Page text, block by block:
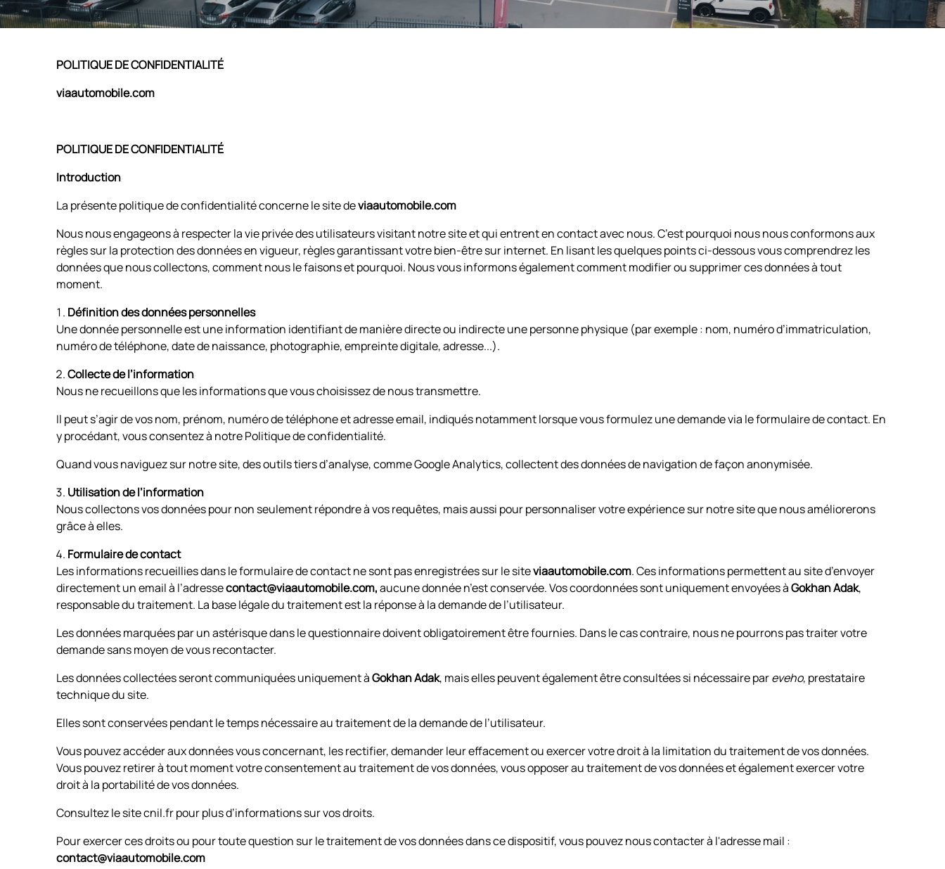
POLITIQUE DE CONFIDENTIALITÉ
viaautomobile.com
POLITIQUE DE CONFIDENTIALITÉ
Introduction
La présente politique de confidentialité concerne le site deviaautomobile.com
Nous nous engageons à respecter la vie privée des utilisateurs visitant notre site et qui entrent en contact avec nous. C’est pourquoi nous nous conformons aux
règles sur la protection des données en vigueur, règles garantissant votre bien-être sur internet. En lisant les quelques points ci-dessous vous comprendrez les
données que nous collectons, comment nous le faisons et pourquoi. Nous vous informons également comment modifier ou supprimer ces données à tout
moment.
Définition des données personnelles
Une donnée personnelle est une information identifiant de manière directe ou indirecte une personne physique (par exemple : nom, numéro d’immatriculation,
numéro de téléphone, date de naissance, photographie, empreinte digitale, adresse...).
Collecte de l’information
Nous ne recueillons que les informations que vous choisissez de nous transmettre.
Il peut s’agir de vos nom, prénom, numéro de téléphone et adresse email, indiqués notamment lorsque vous formulez une demande via le formulaire de contact. En
y procédant, vous consentez à notre Politique de confidentialité.
Quand vous naviguez sur notre site, des outils tiers d’analyse, comme Google Analytics, collectent des données de navigation de façon anonymisée.
Utilisation de l’information
Nous collectons vos données pour non seulement répondre à vos requêtes, mais aussi pour personnaliser votre expérience sur notre site que nous améliorerons
grâce à elles.
Formulaire de contact
Les informations recueillies dans le formulaire de contact ne sont pas enregistrées sur le siteviaautomobile.com. Ces informations permettent au site d’envoyer
directement un email à l’adressecontact@viaautomobile.com,aucune donnée n’est conservée. Vos coordonnées sont uniquement envoyées àGokhan Adak,
responsable du traitement. La base légale du traitement est la réponse à la demande de l’utilisateur.
Les données marquées par un astérisque dans le questionnaire doivent obligatoirement être fournies. Dans le cas contraire, nous ne pourrons pas traiter votre
demande sans moyen de vous recontacter.
Les données collectées seront communiquées uniquement àGokhan Adak, mais elles peuvent également être consultées si nécessaire pareveho, prestataire
technique du site.
Elles sont conservées pendant le temps nécessaire au traitement de la demande de l’utilisateur.
Vous pouvez accéder aux données vous concernant, les rectifier, demander leur effacement ou exercer votre droit à la limitation du traitement de vos données.
Vous pouvez retirer à tout moment votre consentement au traitement de vos données, vous opposer au traitement de vos données et également exercer votre
droit à la portabilité de vos données.
Consultez le site cnil.fr pour plus d’informations sur vos droits.
Pour exercer ces droits ou pour toute question sur le traitement de vos données dans ce dispositif, vous pouvez nous contacter à l'adresse mail :
contact@viaautomobile.com